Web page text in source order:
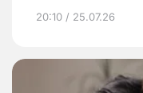
20:10 / 25.07.26